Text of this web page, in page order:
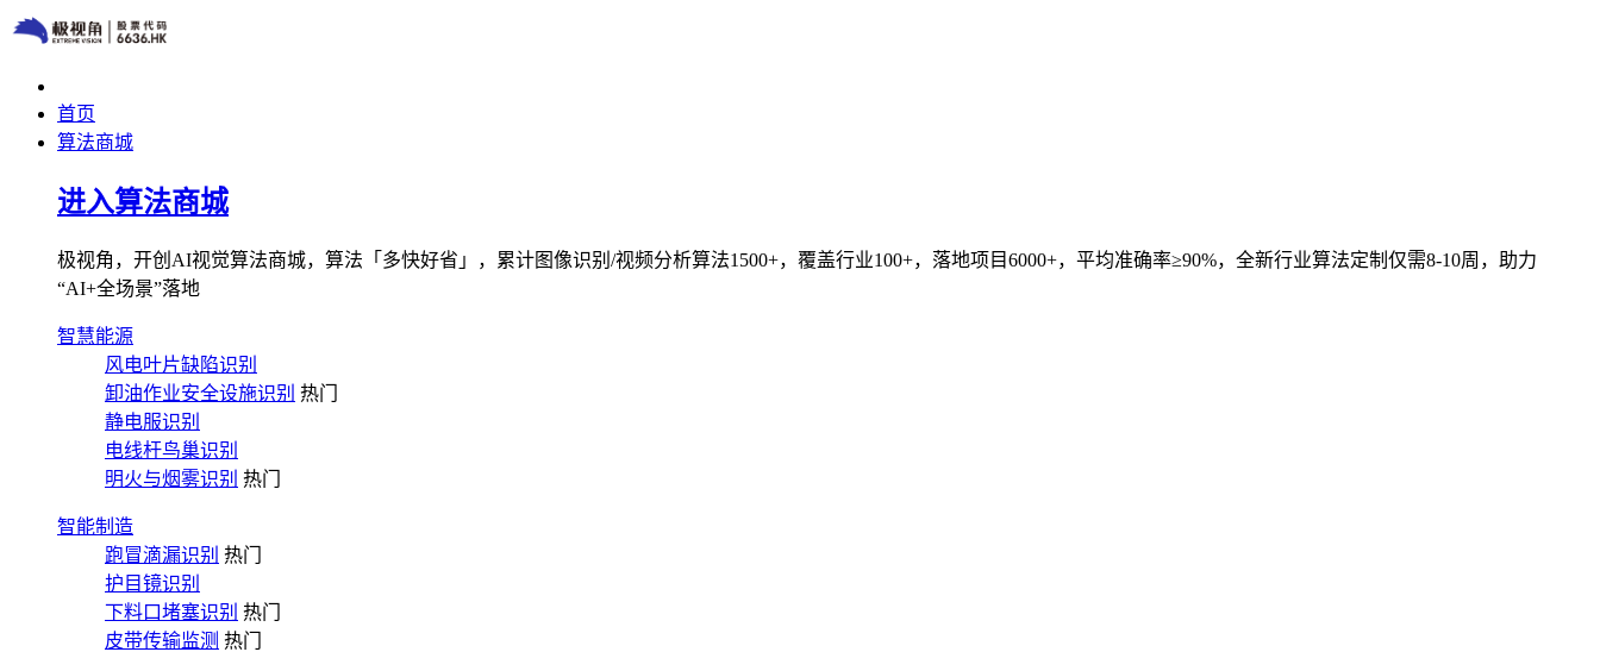
首页
算法商城
进入算法商城
极视角，开创AI视觉算法商城，算法「多快好省」，累计图像识别/视频分析算法1500+，覆盖行业100+，落地项目6000+，平均准确率≥90%，全新行业算法定制仅需8-10周，助力
“AI+全场景”落地
智慧能源
风电叶片缺陷识别
卸油作业安全设施识别 热门
静电服识别
电线杆鸟巢识别
明火与烟雾识别 热门
智能制造
跑冒滴漏识别 热门
护目镜识别
下料口堵塞识别 热门
皮带传输监测 热门